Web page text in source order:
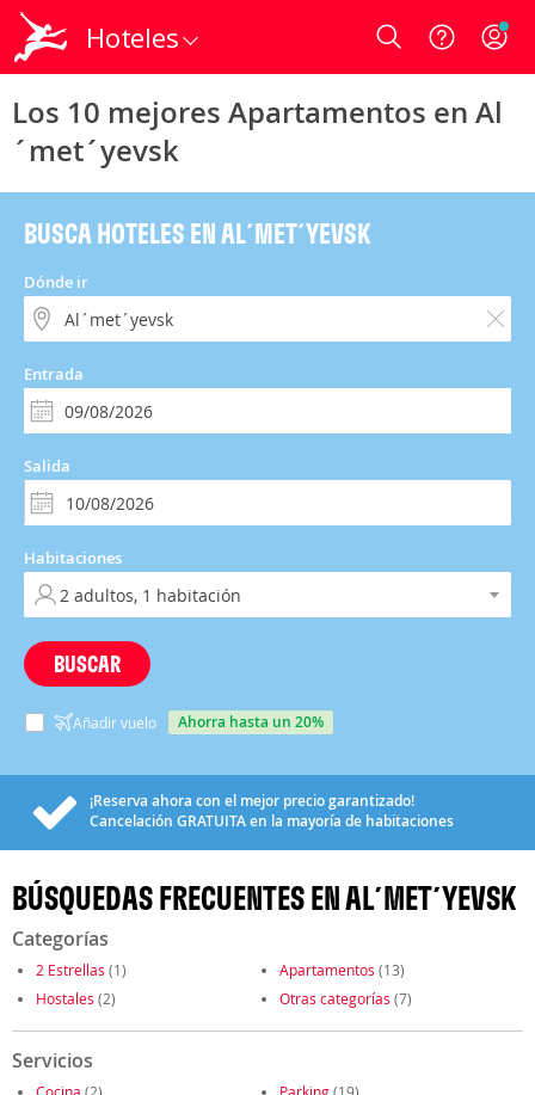
Hoteles Login
Los 10 mejores Apartamentos en Al
´met´yevsk
BUSCA HOTELES EN AL´MET´YEVSK
Dónde ir
Entrada
Salida
Habitaciones
BUSCAR
Añadir vuelo ahorra hasta un 20%
¡Reserva ahora con el mejor precio garantizado!
Cancelación GRATUITAen la mayoría de habitaciones
BÚSQUEDAS FRECUENTES EN AL´MET´YEVSK
Categorías
2 Estrellas (1) Apartamentos (13)
Hostales (2) Otras categorías (7)
Servicios